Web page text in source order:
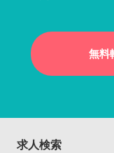
無料
求人検索